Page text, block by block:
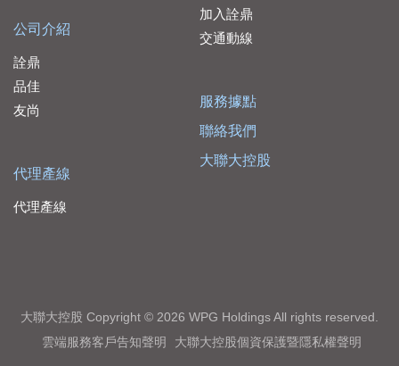
公司介紹
詮鼎
品佳
友尚
代理產線
代理產線
加入詮鼎
交通動線
服務據點
聯絡我們
大聯大控股
大聯大控股 Copyright © 2026 WPG Holdings All rights reserved.
雲端服務客戶告知聲明
大聯大控股個資保護暨隱私權聲明